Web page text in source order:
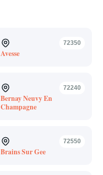
72350
Avesse
72240
Bernay Neuvy En
Champagne
72550
Brains Sur Gee